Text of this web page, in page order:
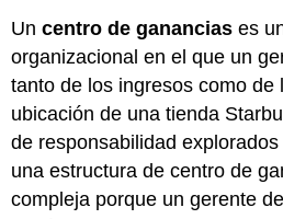
Uncentro de ganancias es
organizacional en el que un
tanto de los ingresos como de
ubicación de una tienda
de responsabilidad
una estructura de centro de
compleja porque un gerente